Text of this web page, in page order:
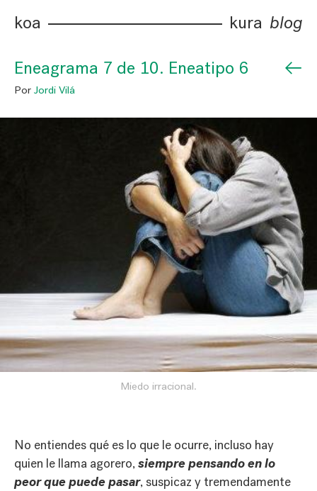
koa kura blog
Eneagrama 7 de 10. Eneatipo 6 ←
Por Jordi Vilá
Miedo irracional.
No entiendes qué es lo que le ocurre, incluso hay
quien le llama agorero,siempre pensando en lo
peor que puede pasar, suspicaz y tremendamente